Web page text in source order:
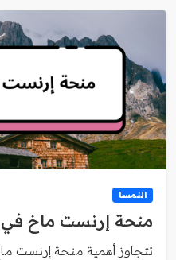
النمسا
منحة إرنست ماخ في
تتجاوز أهمية منحة إرنست